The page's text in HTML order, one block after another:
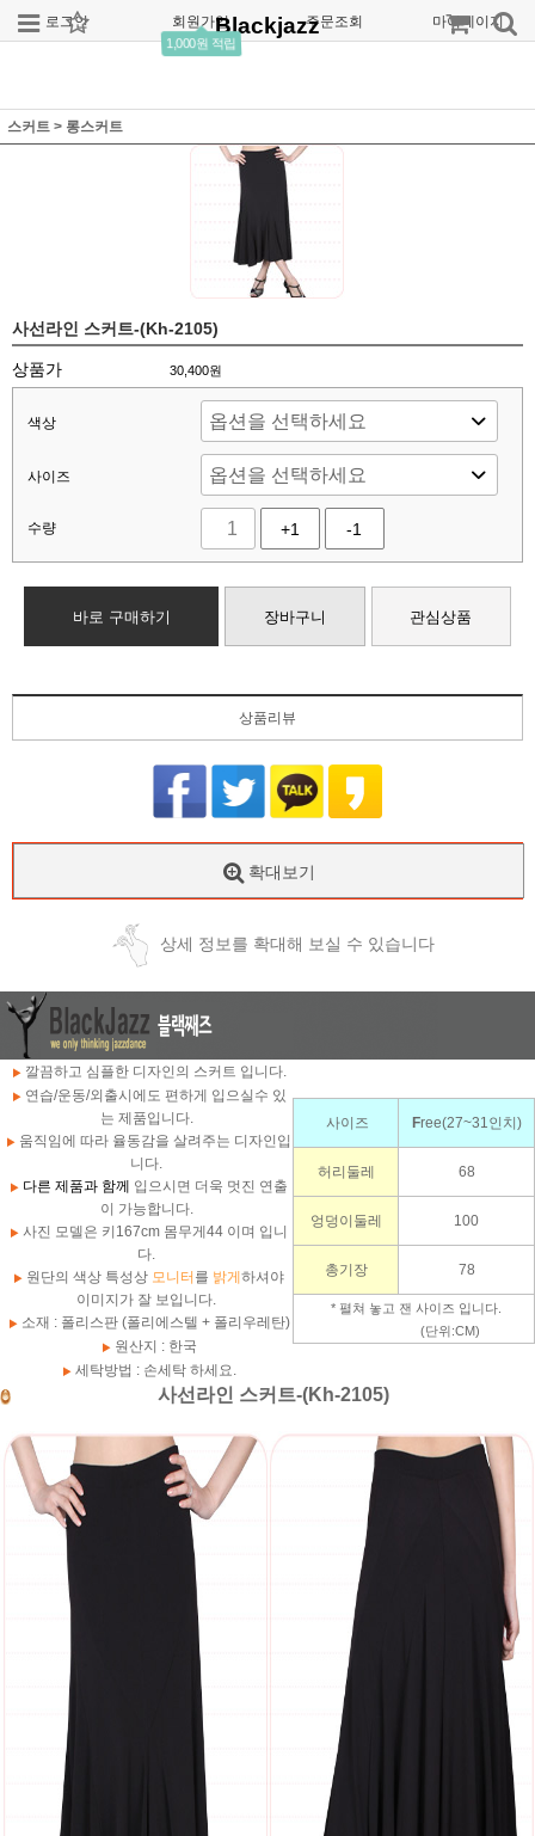
로그인 회원가입
1,000원 적립
주문조회 마이페이지
Blackjazz
스커트 > 롱스커트
사선라인 스커트-(Kh-2105)
상품가 30,400원
색상
사이즈
수량 +1 -1
바로 구매하기 장바구니 관심상품
상품리뷰
확대보기
상세 정보를 확대해 보실 수 있습니다
깔끔하고 심플한 디자인의 스커트 입니다.
연습/운동/외출시에도 편하게 입으실수 있
는 제품입니다.
움직임에 따라 율동감을 살려주는 디자인입
니다.
다른 제품과 함께 입으시면 더욱 멋진 연출
이 가능합니다.
사진 모델은 키167cm 몸무게44 이며 입니
다.
원단의 색상 특성상 모니터 를 밝게 하셔야
이미지가 잘 보입니다.
소재 : 폴리스판 (폴리에스텔 + 폴리우레탄)
원산지 : 한국
세탁방법 : 손세탁 하세요.
사이즈 Free(27~31인치)
허리둘레 68
엉덩이둘레 100
총기장 78
* 펼쳐 놓고 잰 사이즈 입니다.
(단위:CM)
사선라인 스커트-(Kh-2105)